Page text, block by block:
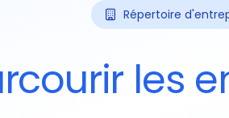
Répertoire
les